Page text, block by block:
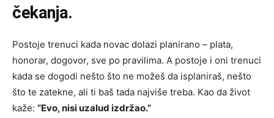
čekanja.
Postoje trenuci kada novac dolazi planirano – plata,
honorar, dogovor, sve po pravilima. A postoje i oni trenuci
kada se dogodi nešto što ne možeš da isplaniraš, nešto
što te zatekne, ali ti baš tada najviše treba. Kao da život
kaže: “Evo, nisi uzalud izdržao.”